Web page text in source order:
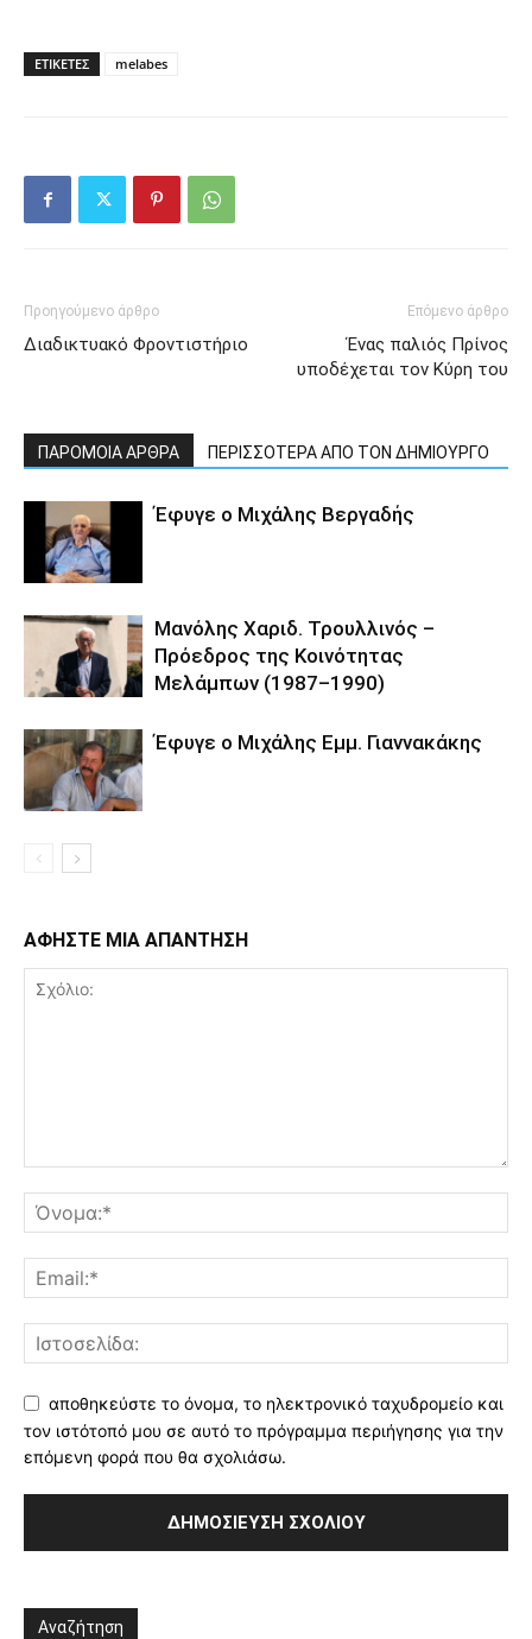
ΕΤΙΚΕΤΕΣ melabes
Προηγούμενο άρθρο
Διαδικτυακό Φροντιστήριο
Επόμενο άρθρο
Ένας παλιός Πρίνος
υποδέχεται τον Κύρη του
ΠΑΡΟΜΟΙΑ ΑΡΘΡΑ ΠΕΡΙΣΣΟΤΕΡΑ ΑΠΟ ΤΟΝ ΔΗΜΙΟΥΡΓΟ
Έφυγε ο Μιχάλης Βεργαδής
Μανόλης Χαριδ. Τρουλλινός –
Πρόεδρος της Κοινότητας
Μελάμπων (1987–1990)
Έφυγε ο Μιχάλης Εμμ. Γιαννακάκης
ΑΦΗΣΤΕ ΜΙΑ ΑΠΑΝΤΗΣΗ
αποθηκεύστε το όνομα, το ηλεκτρονικό ταχυδρομείο και
τον ιστότοπό μου σε αυτό το πρόγραμμα περιήγησης για την
επόμενη φορά που θα σχολιάσω.
Αναζήτηση